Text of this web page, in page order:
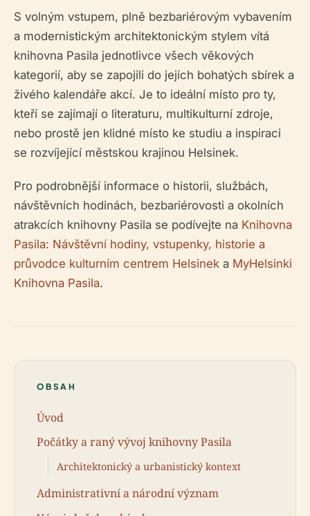
S volným vstupem, plně bezbariérovým vybavením
a modernistickým architektonickým stylem vítá
knihovna Pasila jednotlivce všech věkových
kategorií, aby se zapojili do jejích bohatých sbírek a
živého kalendáře akcí. Je to ideální místo pro ty,
kteří se zajímají o literaturu, multikulturní zdroje,
nebo prostě jen klidné místo ke studiu a inspiraci
se rozvíjející městskou krajinou Helsinek.
Pro podrobnější informace o historii, službách,
návštěvních hodinách, bezbariérovosti a okolních
atrakcích knihovny Pasila se podívejte na Knihovna
Pasila: Návštěvní hodiny, vstupenky, historie a
průvodce kulturním centrem Helsinek a MyHelsinki
Knihovna Pasila.
OBSAH
Úvod
Počátky a raný vývoj knihovny Pasila
Architektonický a urbanistický kontext
Administrativní a národní význam